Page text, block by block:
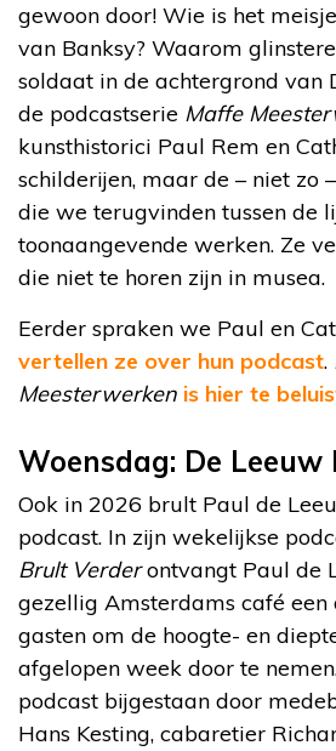
gewoon door! Wie is het
van Banksy? Waarom
soldaat in de achtergrond van
de podcastserie Maffe
kunsthistorici Paul Rem en
schilderijen, maar de – niet zo
die we terugvinden tussen de
toonaangevende werken. Ze
die niet te horen zijn in musea.
Eerder spraken we Paul en
vertellen ze over hun podcast.
Meesterwerken is hier te
Woensdag: De
Ook in 2026 brult Paul de
podcast. In zijn wekelijkse
Brult Verderontvangt Paul de
gezellig Amsterdams café een
gasten om de hoogte- en
afgelopen week door te
podcast bijgestaan door
Hans Kesting, cabaretier